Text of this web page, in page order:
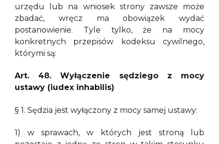
urzędu lub na wniosek strony zawsze może
zbadać, wręcz ma obowiązek wydać
postanowienie. Tyle tylko, że na mocy
konkretnych przepisów kodeksu cywilnego,
którymi są:
Art. 48. Wyłączenie sędziego z mocy
ustawy (iudex inhabilis)
§ 1. Sędzia jest wyłączony z mocy samej ustawy:
1) w sprawach, w których jest stroną lub